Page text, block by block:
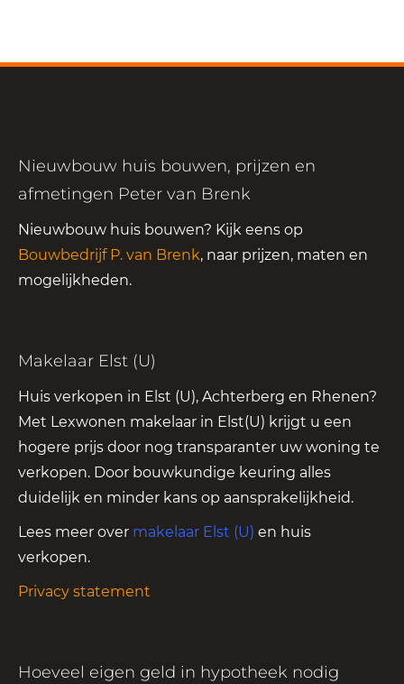
Nieuwbouw huis bouwen, prijzen en
afmetingen Peter van Brenk
Nieuwbouw huis bouwen? Kijk eens op
Bouwbedrijf P. van Brenk, naar prijzen, maten en
mogelijkheden.
Makelaar Elst (U)
Huis verkopen in Elst (U), Achterberg en Rhenen?
Met Lexwonen makelaar in Elst(U) krijgt u een
hogere prijs door nog transparanter uw woning te
verkopen. Door bouwkundige keuring alles
duidelijk en minder kans op aansprakelijkheid.
Lees meer over makelaar Elst (U) en huis
verkopen.
Privacy statement
Hoeveel eigen geld in hypotheek nodig